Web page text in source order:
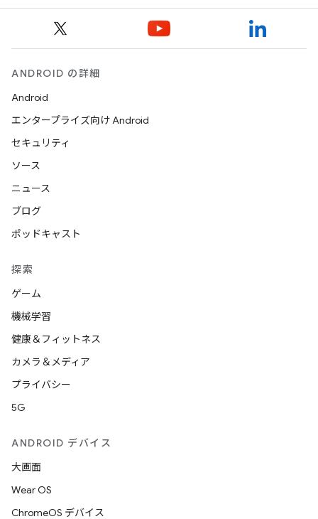
ANDROID の詳細
Android
エンタープライズ向け Android
セキュリティ
ソース
ニュース
ブログ
ポッドキャスト
探索
ゲーム
機械学習
健康＆フィットネス
カメラ＆メディア
プライバシー
5G
ANDROID デバイス
大画面
Wear OS
ChromeOS デバイス